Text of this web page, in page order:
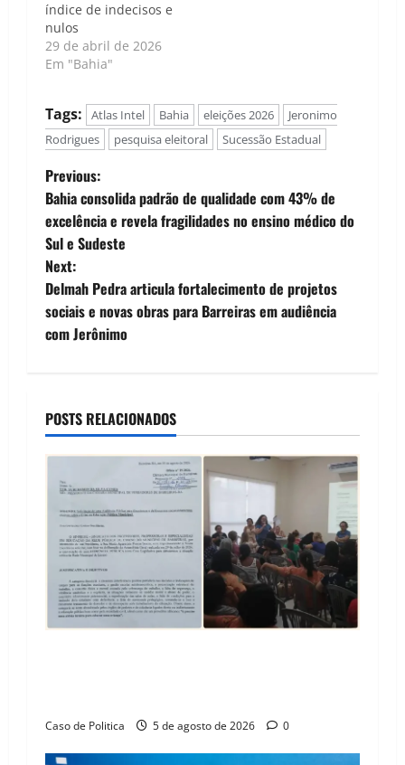
índice de indecisos e
nulos
29 de abril de 2026
Em "Bahia"
Tags: Atlas Intel Bahia eleições 2026
Jeronimo
Rodrigues
pesquisa eleitoral Sucessão Estadual
P
o
s
t
n
v
i
o
Previous:
Bahia consolida padrão de qualidade com 43% de
excelência e revela fragilidades no ensino médico do
Sul e Sudeste
Next:
Delmah Pedra articula fortalecimento de projetos
sociais e novas obras para Barreiras em audiência
com Jerônimo
POSTS RELACIONADOS
Caso de Politica 5 de agosto de 2026 0